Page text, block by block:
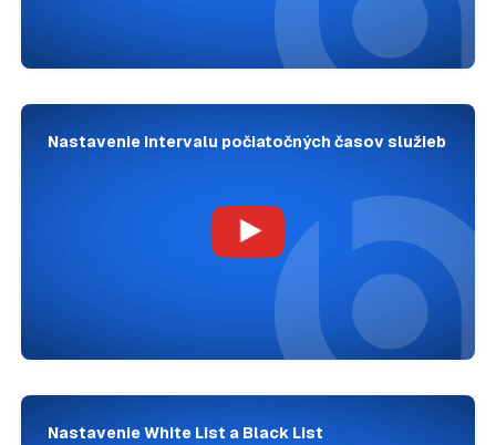
Nastavenie intervalu počiatočných časov služieb
Nastavenie White List a Black List